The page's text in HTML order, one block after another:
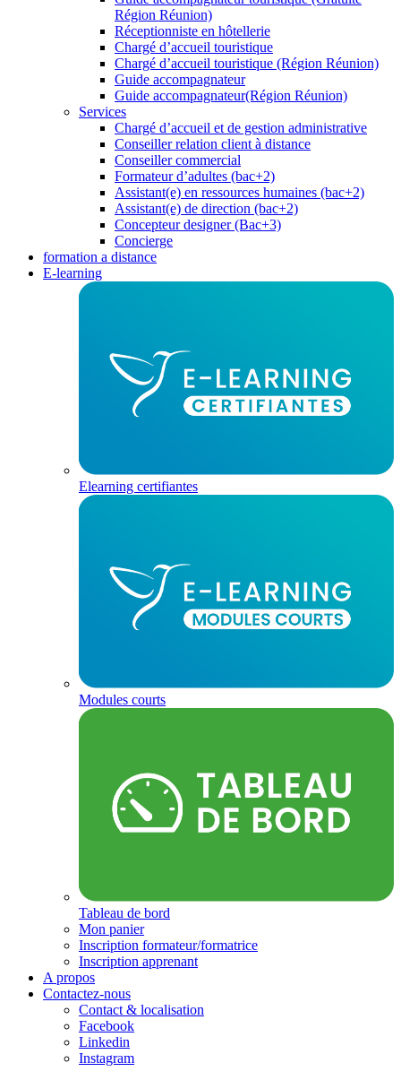
Région Réunion)
Réceptionniste en hôtellerie
Chargé d’accueil touristique
Chargé d’accueil touristique (Région Réunion)
Guide accompagnateur
Guide accompagnateur(Région Réunion)
Services
Chargé d’accueil et de gestion administrative
Conseiller relation client à distance
Conseiller commercial
Formateur d’adultes (bac+2)
Assistant(e) en ressources humaines (bac+2)
Assistant(e) de direction (bac+2)
Concepteur designer (Bac+3)
Concierge
formation a distance
E-learning
Elearning certifiantes
Modules courts
Tableau de bord
Mon panier
Inscription formateur/formatrice
Inscription apprenant
A propos
Contactez-nous
Contact & localisation
Facebook
Linkedin
Instagram